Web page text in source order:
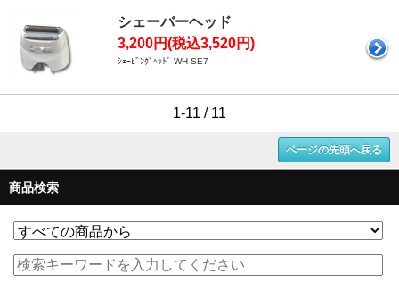
シェーバーヘッド
3,200円(税込3,520円)
ｼｪｰﾋﾞﾝｸﾞﾍｯﾄﾞ WH SE7
1-11 / 11
ページの先頭へ戻る
商品検索